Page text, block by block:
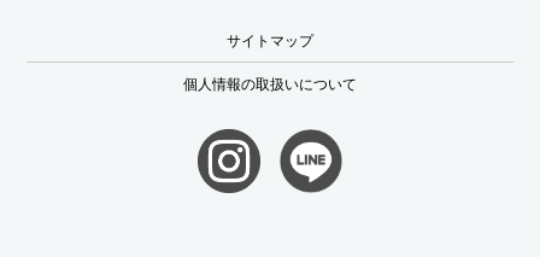
サイトマップ
個人情報の取扱いについて